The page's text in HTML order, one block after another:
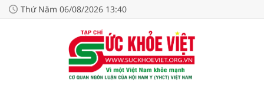
Thứ Năm 06/08/2026 13:40